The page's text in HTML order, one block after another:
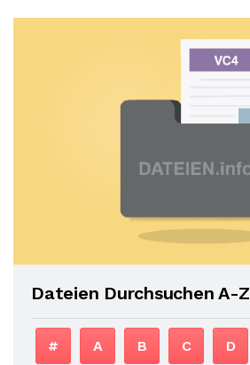
Dateien Durchsuchen A-Z
# A B C D